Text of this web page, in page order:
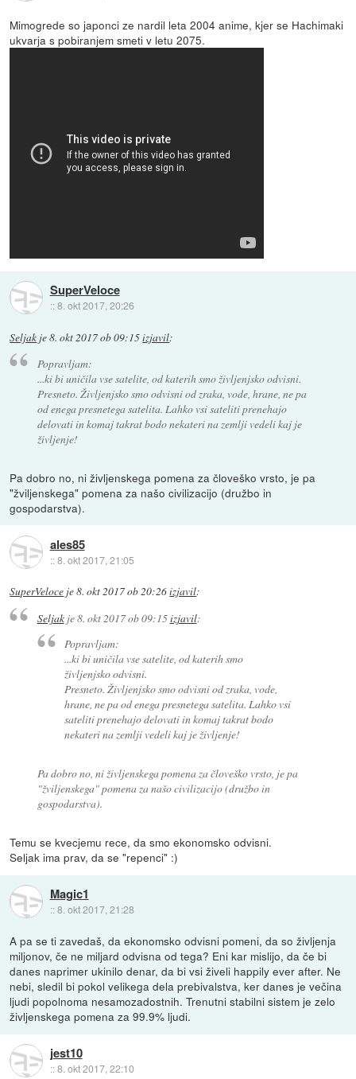
Mimogrede so japonci ze nardil leta 2004 anime, kjer se Hachimaki
ukvarja s pobiranjem smeti v letu 2075.
SuperVeloce
::8. okt 2017, 20:26
Seljak je8. okt 2017 ob 09:15izjavil:
Popravljam:
...ki bi uničila vse satelite, od katerih smo življenjsko odvisni.
Presneto. Življenjsko smo odvisni od zraka, vode, hrane, ne pa
od enega presnetega satelita. Lahko vsi sateliti prenehajo
delovati in komaj takrat bodo nekateri na zemlji vedeli kaj je
življenje!
Pa dobro no, ni življenskega pomena za človeško vrsto, je pa
"žviljenskega" pomena za našo civilizacijo (družbo in
gospodarstva).
ales85
::8. okt 2017, 21:05
SuperVeloce je8. okt 2017 ob 20:26izjavil:
Seljakje8. okt 2017 ob 09:15izjavil:
Popravljam:
...ki bi uničila vse satelite, od katerih smo
življenjsko odvisni.
Presneto. Življenjsko smo odvisni od zraka, vode,
hrane, ne pa od enega presnetega satelita. Lahko vsi
sateliti prenehajo delovati in komaj takrat bodo
nekateri na zemlji vedeli kaj je življenje!
Pa dobro no, ni življenskega pomena za človeško vrsto, je pa
"žviljenskega" pomena za našo civilizacijo (družbo in
gospodarstva).
Temu se kvecjemu rece, da smo ekonomsko odvisni.
Seljak ima prav, da se "repenci" :)
Magic1
::8. okt 2017, 21:28
A pa se ti zavedaš, da ekonomsko odvisni pomeni, da so življenja
miljonov, če ne miljard odvisna od tega? Eni kar mislijo, da če bi
danes naprimer ukinilo denar, da bi vsi živeli happily ever after. Ne
nebi, sledil bi pokol velikega dela prebivalstva, ker danes je večina
ljudi popolnoma nesamozadostnih. Trenutni stabilni sistem je zelo
življenskega pomena za 99.9% ljudi.
jest10
::8. okt 2017, 22:10